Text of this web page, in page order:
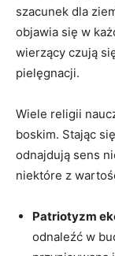
szacunek⁢ dla
objawia się w
wierzący czują
pielęgnacji.
Wiele religii
boskim. Stając
‌odnajdują sens
niektóre z
Patriotyzm
odnaleźć w